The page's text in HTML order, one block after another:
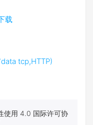
载
tcp,HTTP)
使用 4.0 国际许可协